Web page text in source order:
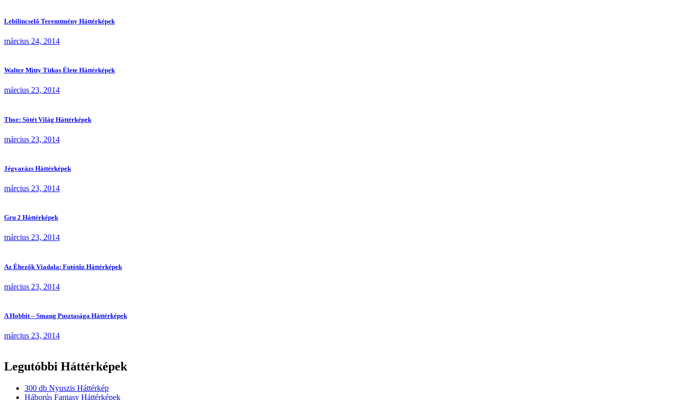
Lebilincselő Teremtmény Háttérképek
március 24, 2014
Walter Mitty Titkos Élete Háttérképek
március 23, 2014
Thor: Sötét Világ Háttérképek
március 23, 2014
Jégvarázs Háttérképek
március 23, 2014
Gru 2 Háttérképek
március 23, 2014
Az Éhezők Viadala: Futótűz Háttérképek
március 23, 2014
A Hobbit – Smaug Pusztasága Háttérképek
március 23, 2014
Legutóbbi Háttérképek
300 db Nyuszis Háttérkép
Háborús Fantasy Háttérképek